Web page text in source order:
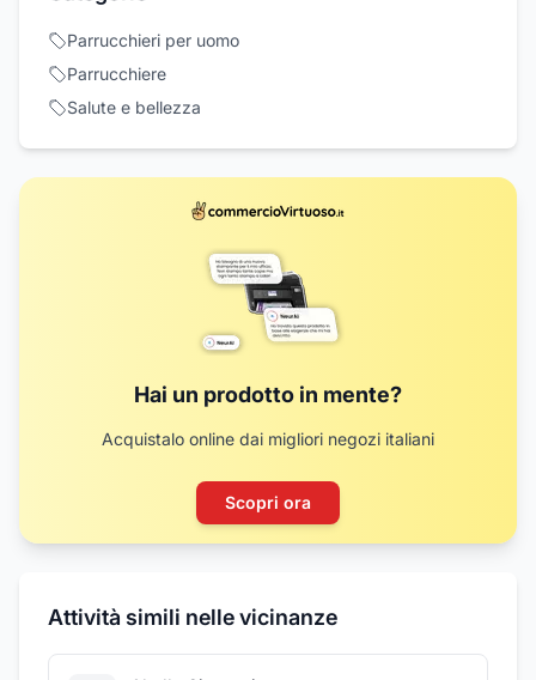
Parrucchieri per uomo
Parrucchiere
Salute e bellezza
Hai un prodotto in mente?
Acquistalo online dai migliori negozi italiani
Scopri ora
Attività simili nelle vicinanze